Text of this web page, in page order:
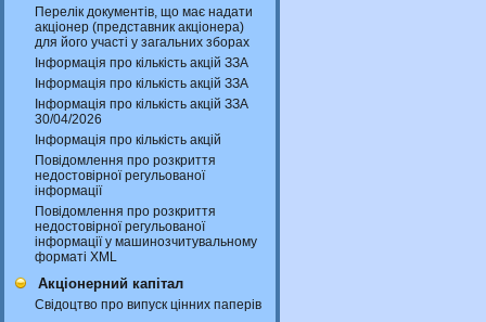
Перелік документів, що має надати
акціонер (представник акціонера)
для його участі у загальних зборах
Інформація про кількість акцій ЗЗА
Інформація про кількість акцій ЗЗА
Інформація про кількість акцій ЗЗА
30/04/2026
Інформація про кількість акцій
Повідомлення про розкриття
недостовірної регульованої
інформації
Повідомлення про розкриття
недостовірної регульованої
інформації у машинозчитувальному
форматі XML
Акціонерний капітал
Свідоцтво про випуск цінних паперів